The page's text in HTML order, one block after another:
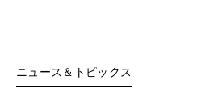
ニュース＆トピックス